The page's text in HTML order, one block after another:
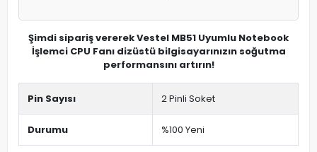
Şimdi sipariş vererek Vestel MB51 Uyumlu Notebook
İşlemci CPU Fanı dizüstü bilgisayarınızın soğutma
performansını artırın!
Pin Sayısı 2 Pinli Soket
Durumu %100 Yeni